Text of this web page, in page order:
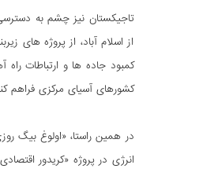
تاجیکستان نیز چشم به دسترسی
از اسلام آباد، از پروژه های
کمبود جاده ها و ارتباطات راه
کشورهای آسیای مرکزی فراهم
انرژی در پروژه «کریدور